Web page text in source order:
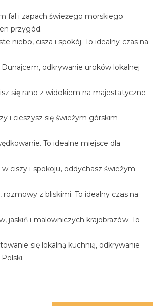
fal i zapach świeżego morskiego
przygód.
niebo, cisza i spokój. To idealny czas na
odkrywanie uroków lokalnej
się rano z widokiem na majestatyczne
i cieszysz się świeżym górskim
To idealne miejsce dla
ciszy i spokoju, oddychasz świeżym
rozmowy z bliskimi. To idealny czas na
jaskiń i malowniczych krajobrazów. To
się lokalną kuchnią, odkrywanie